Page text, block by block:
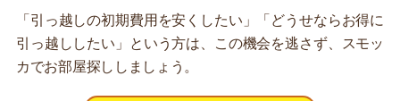
「引っ越しの初期費用を安くしたい」「どうせならお得に
引っ越ししたい」という方は、この機会を逃さず、スモッ
カでお部屋探ししましょう。